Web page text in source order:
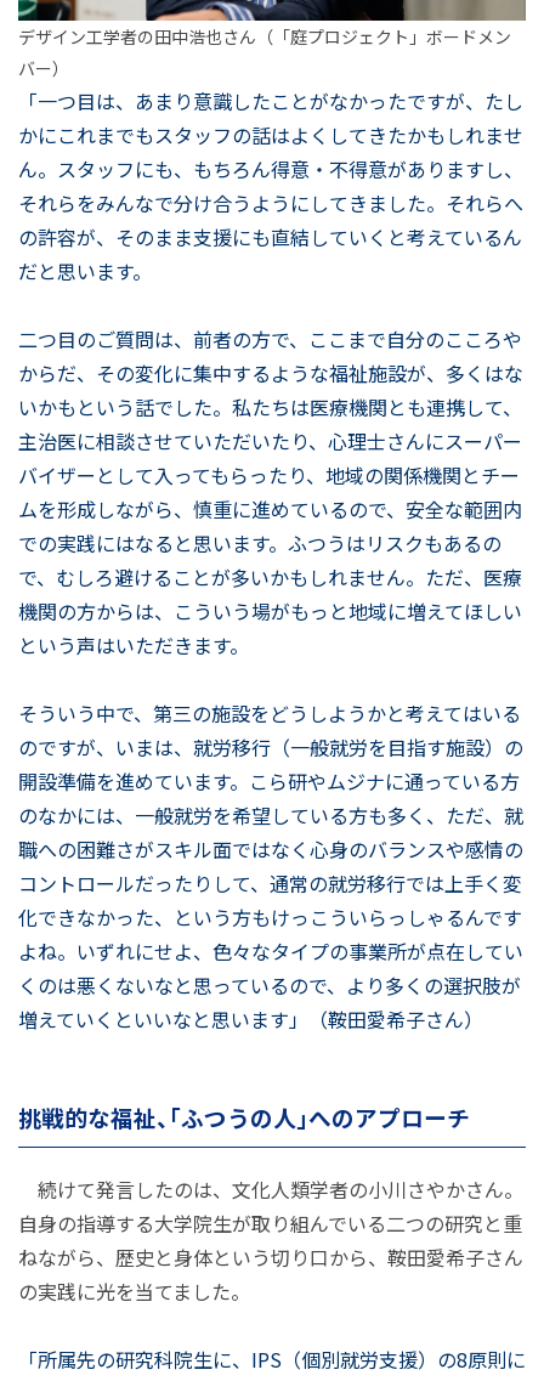
デザイン工学者の田中浩也さん（「庭プロジェクト」ボードメン
バー）
「一つ目は、あまり意識したことがなかったですが、たし
かにこれまでもスタッフの話はよくしてきたかもしれませ
ん。スタッフにも、もちろん得意・不得意がありますし、
それらをみんなで分け合うようにしてきました。それらへ
の許容が、そのまま支援にも直結していくと考えているん
だと思います。
二つ目のご質問は、前者の方で、ここまで自分のこころや
からだ、その変化に集中するような福祉施設が、多くはな
いかもという話でした。私たちは医療機関とも連携して、
主治医に相談させていただいたり、心理士さんにスーパー
バイザーとして入ってもらったり、地域の関係機関とチー
ムを形成しながら、慎重に進めているので、安全な範囲内
での実践にはなると思います。ふつうはリスクもあるの
で、むしろ避けることが多いかもしれません。ただ、医療
機関の方からは、こういう場がもっと地域に増えてほしい
という声はいただきます。
そういう中で、第三の施設をどうしようかと考えてはいる
のですが、いまは、就労移行（一般就労を目指す施設）の
開設準備を進めています。こら研やムジナに通っている方
のなかには、一般就労を希望している方も多く、ただ、就
職への困難さがスキル面ではなく心身のバランスや感情の
コントロールだったりして、通常の就労移行では上手く変
化できなかった、という方もけっこういらっしゃるんです
よね。いずれにせよ、色々なタイプの事業所が点在してい
くのは悪くないなと思っているので、より多くの選択肢が
増えていくといいなと思います」（鞍田愛希子さん）
挑戦的な福祉、「ふつうの人」へのアプローチ
続けて発言したのは、文化人類学者の小川さやかさん。
自身の指導する大学院生が取り組んでいる二つの研究と重
ねながら、歴史と身体という切り口から、鞍田愛希子さん
の実践に光を当てました。
「所属先の研究科院生に、IPS（個別就労支援）の8原則に